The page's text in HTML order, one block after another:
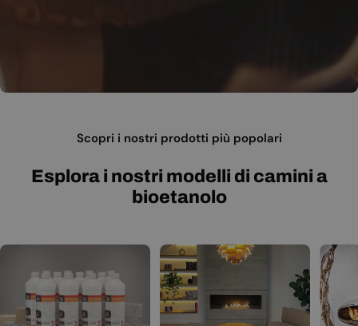
Scopri i nostri prodotti più popolari
Esplora i nostri modelli di camini a
bioetanolo